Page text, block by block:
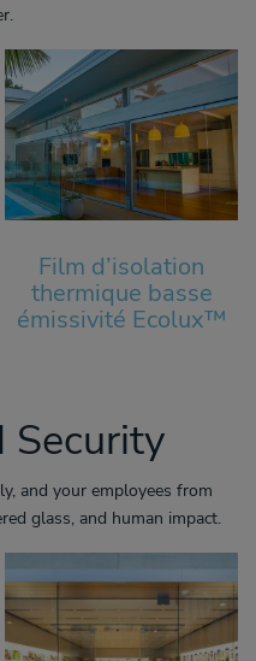
Film d’isolation
thermique basse
émissivité Ecolux™
Security
and your employees from
glass, and human impact.